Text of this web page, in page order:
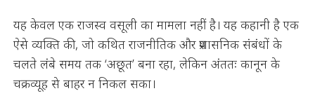
यह केवल एक राजस्व वसूली का मामला नहीं है। यह कहानी है एक
ऐसे व्यक्ति की, जो कथित राजनीतिक और प्रशासनिक संबंधों के
चलते लंबे समय तक ‘अछूत’ बना रहा, लेकिन अंततः कानून के
चक्रव्यूह से बाहर न निकल सका।